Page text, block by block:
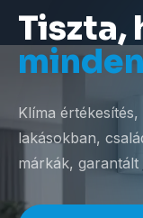
Tiszta,
minden
Klíma értékesítés,
lakásokban,
márkák, garantált